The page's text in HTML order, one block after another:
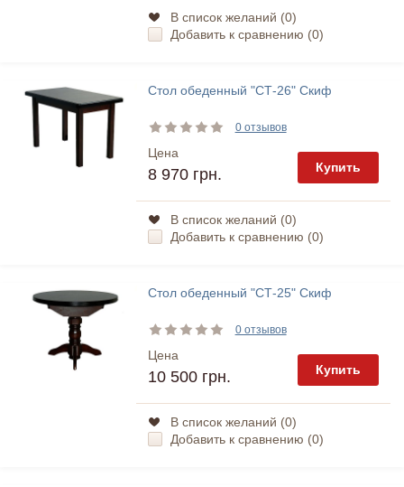
В список желаний (0)
Добавить к сравнению (0)
Стол обеденный "СТ-26" Скиф
0 отзывов
Цена
8 970 грн. Купить
В список желаний (0)
Добавить к сравнению (0)
Стол обеденный "СТ-25" Скиф
0 отзывов
Цена
10 500 грн. Купить
В список желаний (0)
Добавить к сравнению (0)